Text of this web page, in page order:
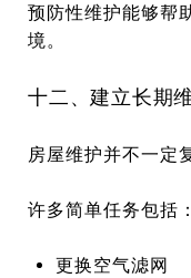
预防性维护能够帮
境。
十二、建立长期
房屋维护并不一定
许多简单任务包括：
更换空气滤网